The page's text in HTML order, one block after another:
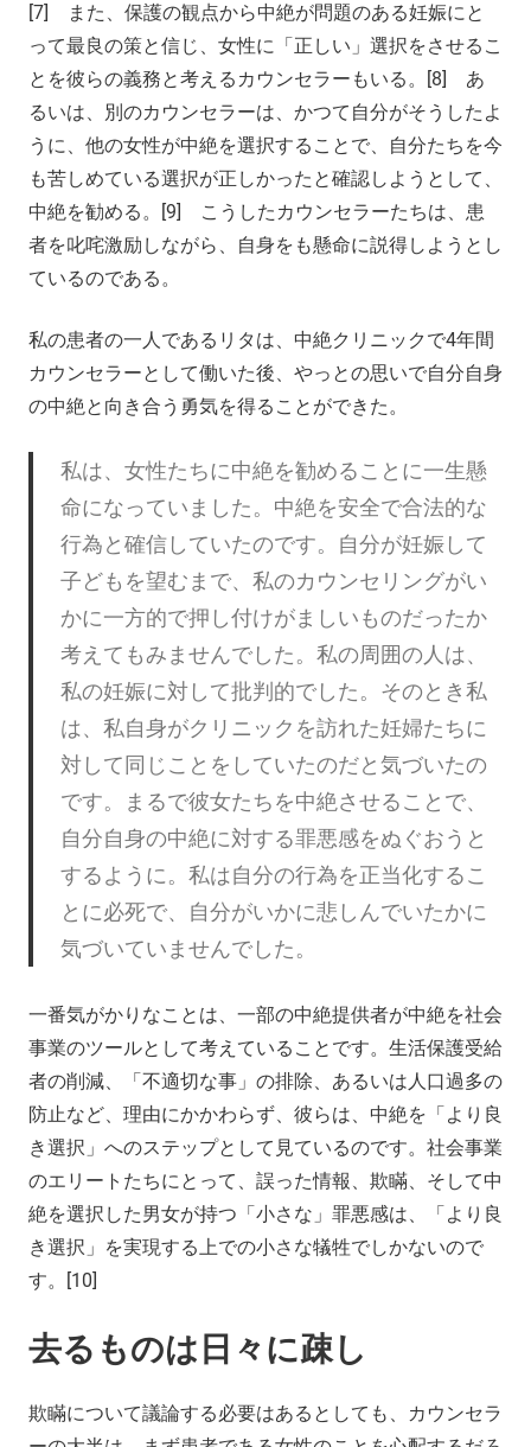
[7] また、保護の観点から中絶が問題のある妊娠にと
って最良の策と信じ、女性に「正しい」選択をさせるこ
とを彼らの義務と考えるカウンセラーもいる。[8] あ
るいは、別のカウンセラーは、かつて自分がそうしたよ
うに、他の女性が中絶を選択することで、自分たちを今
も苦しめている選択が正しかったと確認しようとして、
中絶を勧める。[9] こうしたカウンセラーたちは、患
者を叱咤激励しながら、自身をも懸命に説得しようとし
ているのである。
私の患者の一人であるリタは、中絶クリニックで4年間
カウンセラーとして働いた後、やっとの思いで自分自身
の中絶と向き合う勇気を得ることができた。
私は、女性たちに中絶を勧めることに一生懸
命になっていました。中絶を安全で合法的な
行為と確信していたのです。自分が妊娠して
子どもを望むまで、私のカウンセリングがい
かに一方的で押し付けがましいものだったか
考えてもみませんでした。私の周囲の人は、
私の妊娠に対して批判的でした。そのとき私
は、私自身がクリニックを訪れた妊婦たちに
対して同じことをしていたのだと気づいたの
です。まるで彼女たちを中絶させることで、
自分自身の中絶に対する罪悪感をぬぐおうと
するように。私は自分の行為を正当化するこ
とに必死で、自分がいかに悲しんでいたかに
気づいていませんでした。
一番気がかりなことは、一部の中絶提供者が中絶を社会
事業のツールとして考えていることです。生活保護受給
者の削減、「不適切な事」の排除、あるいは人口過多の
防止など、理由にかかわらず、彼らは、中絶を「より良
き選択」へのステップとして見ているのです。社会事業
のエリートたちにとって、誤った情報、欺瞞、そして中
絶を選択した男女が持つ「小さな」罪悪感は、「より良
き選択」を実現する上での小さな犠牲でしかないので
す。[10]
去るものは日々に疎し
欺瞞について議論する必要はあるとしても、カウンセラ